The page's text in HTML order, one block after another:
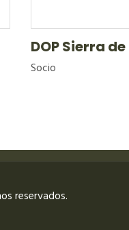
DOP Sierra
Socio
reservados.